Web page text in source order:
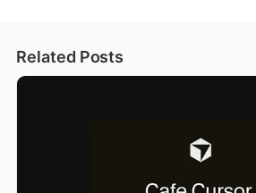
Related Posts